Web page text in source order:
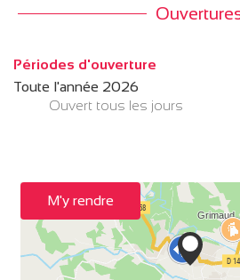
Périodes d'ouverture
Toute l'année 2026
Ouvert tous les jours
M'y rendre